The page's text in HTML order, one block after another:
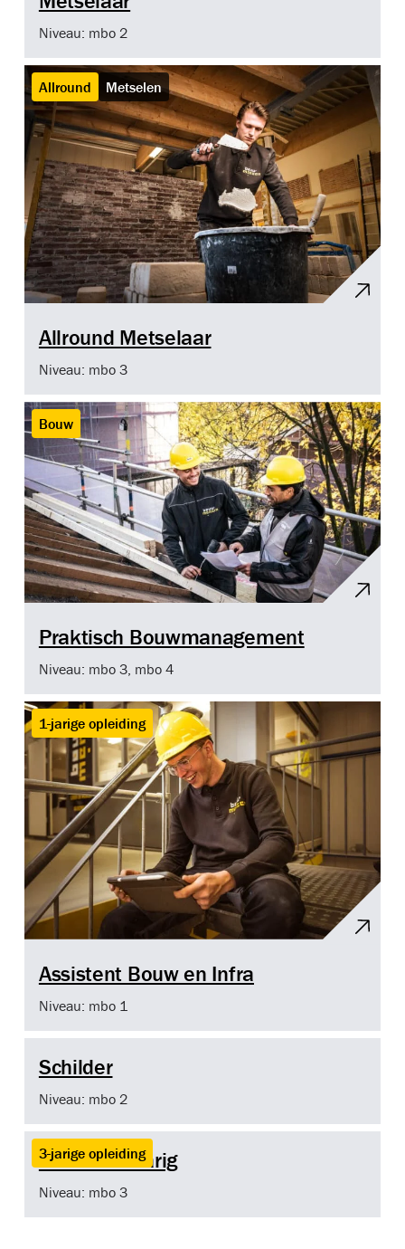
Niveau: mbo 2
Allround Metselen
Allround Metselaar
Niveau: mbo 3
Bouw
Praktisch Bouwmanagement
Niveau: mbo 3, mbo 4
1-jarige opleiding
Assistent Bouw en Infra
Niveau: mbo 1
Schilder
Niveau: mbo 2
3-jarige opleiding
Schilder 3 Jarig
Niveau: mbo 3